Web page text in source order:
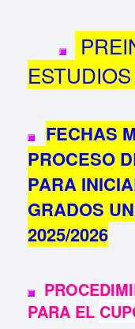
FECHAS
PROCESO
PARA
GRADOS
2025/2026
PARA EL